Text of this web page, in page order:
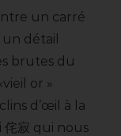
un carré
détail
brutes du
or »
d’œil à la
寂 qui nous